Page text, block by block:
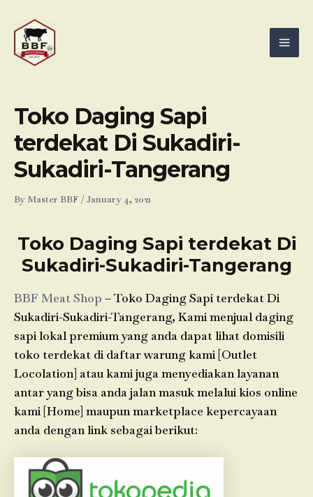
content
Toko Daging Sapi
terdekat Di Sukadiri-
Sukadiri-Tangerang
By Master BBF /January 4, 2021
Toko Daging Sapi terdekat Di
Sukadiri-Sukadiri-Tangerang
BBF Meat Shop – Toko Daging Sapi terdekat Di
Sukadiri-Sukadiri-Tangerang, Kami menjual daging
sapi lokal premium yang anda dapat lihat domisili
toko terdekat di daftar warung kami [Outlet
Locolation] atau kami juga menyediakan layanan
antar yang bisa anda jalan masuk melalui kios online
kami [Home] maupun marketplace kepercayaan
anda dengan link sebagai berikut: